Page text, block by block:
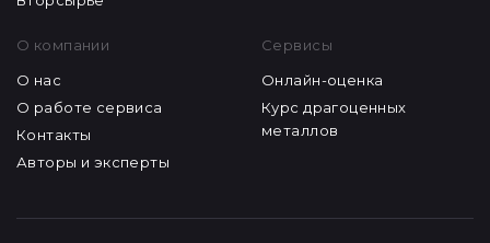
О компании
О нас
О работе сервиса
Контакты
Авторы и эксперты
Сервисы
Онлайн-оценка
Курс драгоценных
металлов